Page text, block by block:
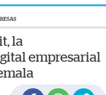
la
empresarial